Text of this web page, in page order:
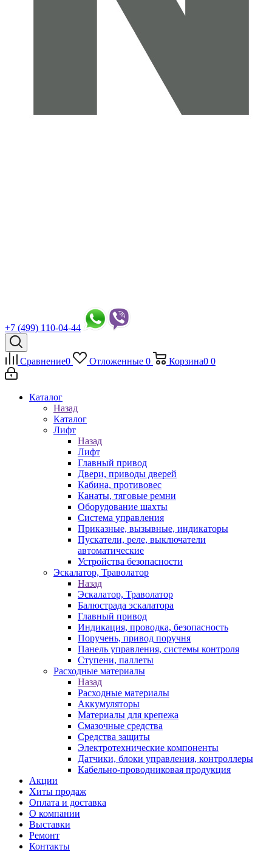
+7 (499) 110-04-44
Сравнение0 Отложенные 0 Корзина0 0
Каталог
Назад
Каталог
Лифт
Назад
Лифт
Главный привод
Двери, приводы дверей
Кабина, противовес
Канаты, тяговые ремни
Оборудование шахты
Система управления
Приказные, вызывные, индикаторы
Пускатели, реле, выключатели
автоматические
Устройства безопасности
Эскалатор, Траволатор
Назад
Эскалатор, Траволатор
Балюстрада эскалатора
Главный привод
Индикация, проводка, безопасность
Поручень, привод поручня
Панель управления, системы контроля
Ступени, паллеты
Расходные материалы
Назад
Расходные материалы
Аккумуляторы
Материалы для крепежа
Смазочные средства
Средства защиты
Электротехнические компоненты
Датчики, блоки управления, контроллеры
Кабельно-проводниковая продукция
Акции
Хиты продаж
Оплата и доставка
О компании
Выставки
Ремонт
Контакты